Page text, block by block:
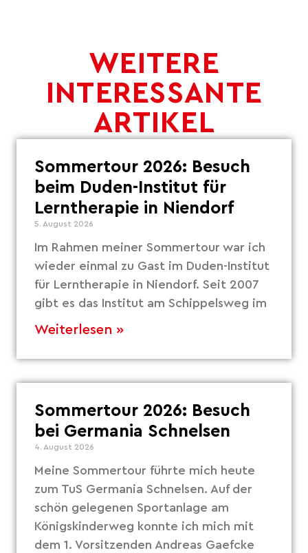
WEITERE
INTERESSANTE
ARTIKEL
Sommertour 2026: Besuch
beim Duden-Institut für
Lerntherapie in Niendorf
5. August 2026
Im Rahmen meiner Sommertour war ich
wieder einmal zu Gast im Duden-Institut
für Lerntherapie in Niendorf. Seit 2007
gibt es das Institut am Schippelsweg im
Weiterlesen »
Sommertour 2026: Besuch
bei Germania Schnelsen
4. August 2026
Meine Sommertour führte mich heute
zum TuS Germania Schnelsen. Auf der
schön gelegenen Sportanlage am
Königskinderweg konnte ich mich mit
dem 1. Vorsitzenden Andreas Gaefcke